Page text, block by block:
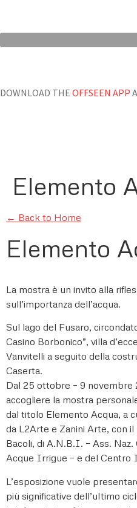
DOWNLOAD THE OFFSEEN APP
Elemento
← Back to Home
Elemento
La mostra è un invito alla
sull’importanza dell’acqua.
Sul lago del Fusaro,
Casino Borbonico”, villa
Vanvitelli a seguito della
Caserta.
Dal 25 ottobre – 9 novembre
accogliere la mostra
dal titolo Elemento Acqua, a
da L2Arte e Zanini Arte, con
Bacoli, di A.N.B.I. – Ass.
Acque Irrigue – e del Centro
L’esposizione vuole
più significative dell’ultimo